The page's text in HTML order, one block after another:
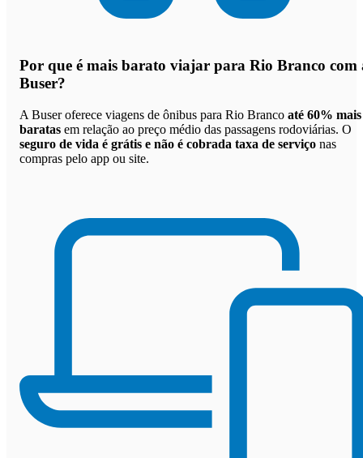
Por que é mais barato viajar para Rio Branco com
Buser?
A Buser oferece viagens de ônibus para Rio Branco até 60% mais
baratas em relação ao preço médio das passagens rodoviárias. O
seguro de vida é grátis e não é cobrada taxa de serviço nas
compras pelo app ou site.